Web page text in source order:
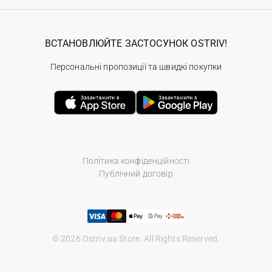
Політика конфіденційності
Публічний договір
© 2026 Ostriv.ua Store. All Rights Reserved.
ВСТАНОВЛЮЙТЕ ЗАСТОСУНОК OSTRIV!
Персональні пропозиції та швидкі покупки